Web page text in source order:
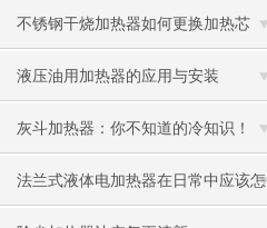
不锈钢干烧加热器如何更换加热芯
液压油用加热器的应用与安装
灰斗加热器：你不知道的冷知识！
法兰式液体电加热器在日常中应该怎